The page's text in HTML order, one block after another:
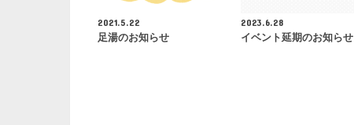
2021.5.22
足湯のお知らせ
2023.6.28
イベント延期のお知らせ